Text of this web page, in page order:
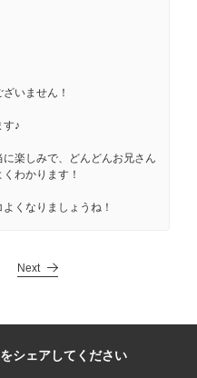
いません！
す♪
楽しみで、どんどんお兄さん
わかります！
くなりましょうね！
Next
シェアしてください